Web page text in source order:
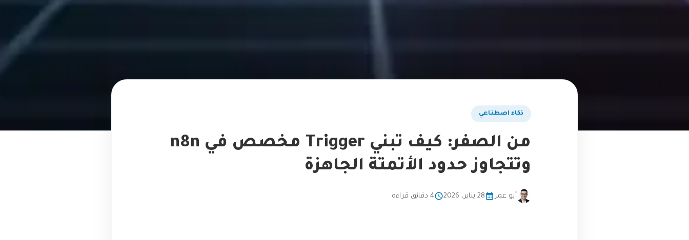
ذكاء اصطناعي
من الصفر: كيف تبني Trigger مخصص في n8n
وتتجاوز حدود الأتمتة الجاهزة
أبو عمر 28 يناير، 2026 4 دقائق قراءة